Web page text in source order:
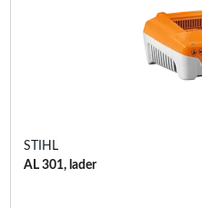
STIHL
AL 301, lader